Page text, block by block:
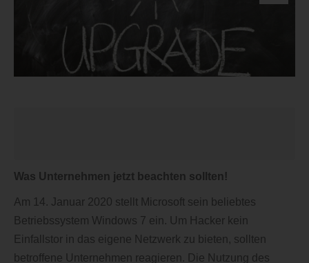
Was Unternehmen jetzt beachten sollten!
Am 14. Januar 2020 stellt Microsoft sein beliebtes
Betriebssystem Windows 7 ein. Um Hacker kein
Einfallstor in das eigene Netzwerk zu bieten, sollten
betroffene Unternehmen reagieren. Die Nutzung des